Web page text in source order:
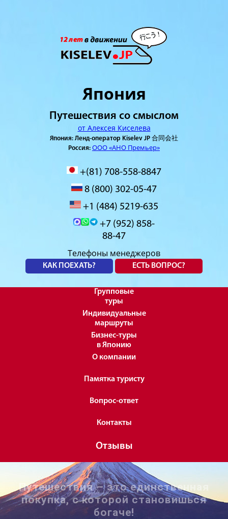
Япония
Путешествия со смыслом
от Алексея Киселева
Япония: Ленд-оператор Kiselev JP 合同会社
Россия: ООО «АНО Премьер»
+(81) 708-558-8847
8 (800) 302-05-47
+1 (484) 5219-635
+7 (952) 858-
88-47
Телефоны менеджеров
КАК ПОЕХАТЬ? ЕСТЬ ВОПРОС?
Групповые
туры
Индивидуальные
маршруты
Бизнес-туры
в Японию
О компании
Памятка туристу
Вопрос-ответ
Контакты
Отзывы
Путешествия – это единственная
покупка, с которой становишься
богаче!